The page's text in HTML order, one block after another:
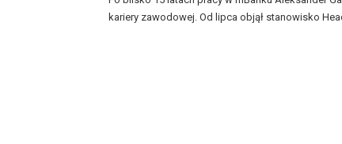
kariery zawodowej. Od lipca objął stanowisko